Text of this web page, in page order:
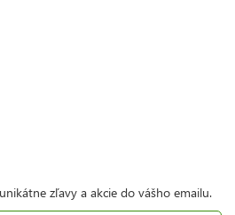
zľavy a akcie do vášho emailu.